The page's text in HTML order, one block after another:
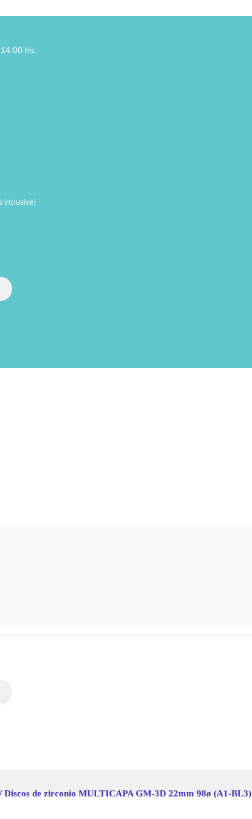
hs.
inclusive)
/ Discos de zirconio MULTICAPA GM-3D 22mm 98ø (A1-BL3)